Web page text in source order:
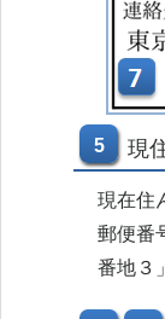
5 現
現在住
郵便番
番地３